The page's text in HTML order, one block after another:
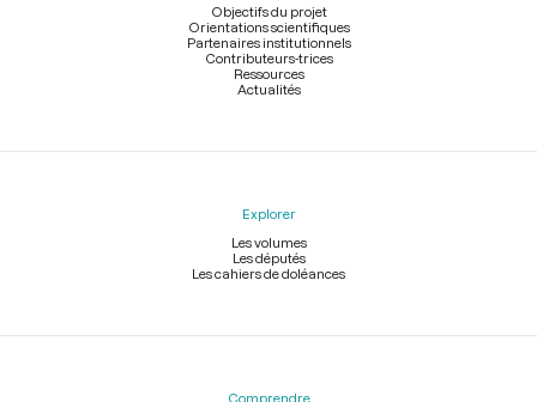
Objectifs du projet
Orientations scientifiques
Partenaires institutionnels
Contributeurs-trices
Ressources
Actualités
Explorer
Les volumes
Les députés
Les cahiers de doléances
Comprendre